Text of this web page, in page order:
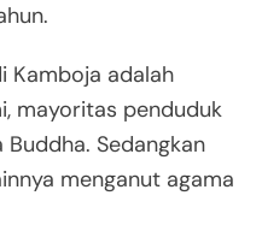
Kamboja adalah
mayoritas penduduk
Sedangkan
menganut agama